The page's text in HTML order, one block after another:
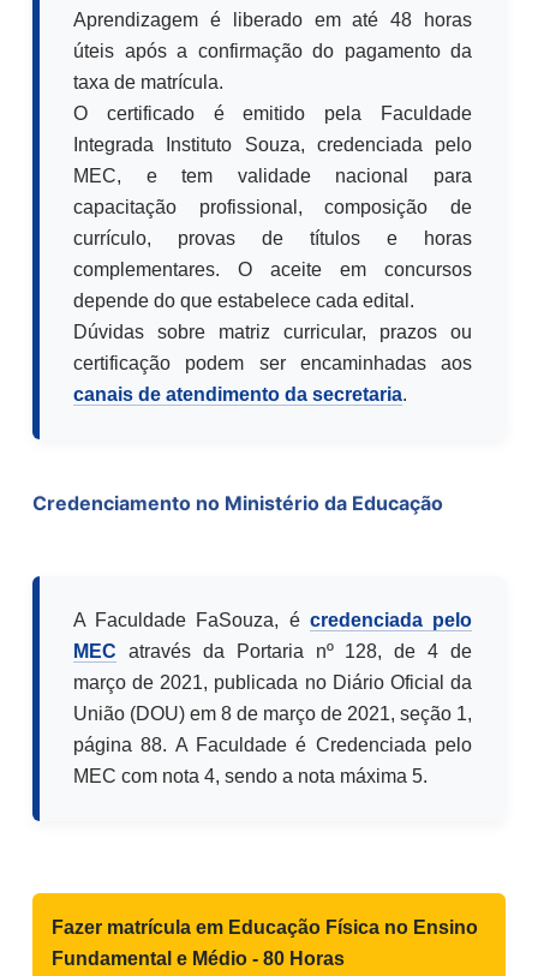
Aprendizagem é liberado em até 48 horas
úteis após a confirmação do pagamento da
taxa de matrícula.
O certificado é emitido pela Faculdade
Integrada Instituto Souza, credenciada pelo
MEC, e tem validade nacional para
capacitação profissional, composição de
currículo, provas de títulos e horas
complementares. O aceite em concursos
depende do que estabelece cada edital.
Dúvidas sobre matriz curricular, prazos ou
certificação podem ser encaminhadas aos
canais de atendimento da secretaria.
Credenciamento no Ministério da Educação
A Faculdade FaSouza, é credenciada pelo
MEC através da Portaria nº 128, de 4 de
março de 2021, publicada no Diário Oficial da
União (DOU) em 8 de março de 2021, seção 1,
página 88. A Faculdade é Credenciada pelo
MEC com nota 4, sendo a nota máxima 5.
Fazer matrícula em Educação Física no Ensino
Fundamental e Médio - 80 Horas